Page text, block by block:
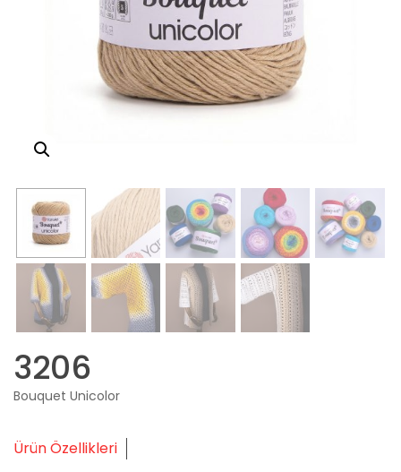
3206
Bouquet Unicolor
Ürün Özellikleri